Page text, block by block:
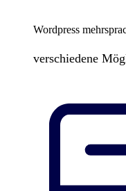
Wordpress
verschiedene